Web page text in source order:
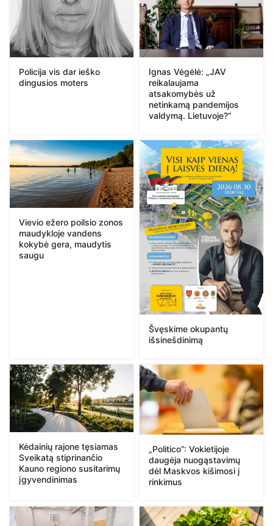
Policija vis dar ieško
dingusios moters
Ignas Vėgėlė: „JAV
reikalaujama
atsakomybės už
netinkamą pandemijos
valdymą. Lietuvoje?“
Vievio ežero poilsio zonos
maudykloje vandens
kokybė gera, maudytis
saugu
Švęskime okupantų
išsinešdinimą
Kėdainių rajone tęsiamas
Sveikatą stiprinančio
Kauno regiono susitarimų
įgyvendinimas
„Politico”: Vokietijoje
daugėja nuogąstavimų
dėl Maskvos kišimosi į
rinkimus